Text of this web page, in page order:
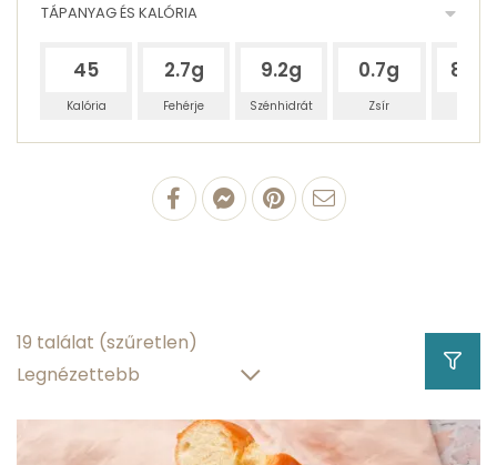
TÁPANYAG ÉS KALÓRIA
45
Kalória
2.7g
Fehérje
9.2g
Szénhidrát
0.7g
Zsír
100 g Reteklevél
szénhidráttartalom
víztartalom 85.6 g
19 találat (szűretlen)